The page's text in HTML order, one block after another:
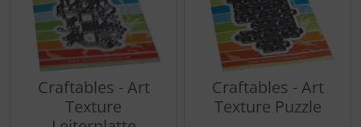
Craftables - Art
Texture
Craftables - Art
Texture Puzzle